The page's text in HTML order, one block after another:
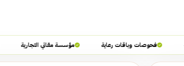
فحوصات وباقات رعاية مؤسسة مقاني التجارية